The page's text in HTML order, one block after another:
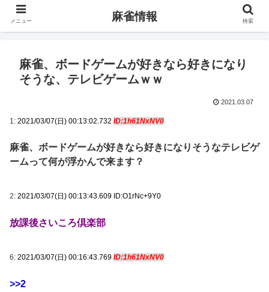
麻雀、ボードゲームが好きなら好きになり
そうな、テレビゲームｗｗ
2021.03.07
1: 2021/03/07(日) 00:13:02.732 ID:1h61NxNV0
麻雀、ボードゲームが好きなら好きになりそうなテレビゲ
ームって何が浮かんで来ます？
2: 2021/03/07(日) 00:13:43.609 ID:O1rNc+9Y0
放課後さいころ倶楽部
6: 2021/03/07(日) 00:16:43.769 ID:1h61NxNV0
>>2
メニュー 麻雀情報 検索